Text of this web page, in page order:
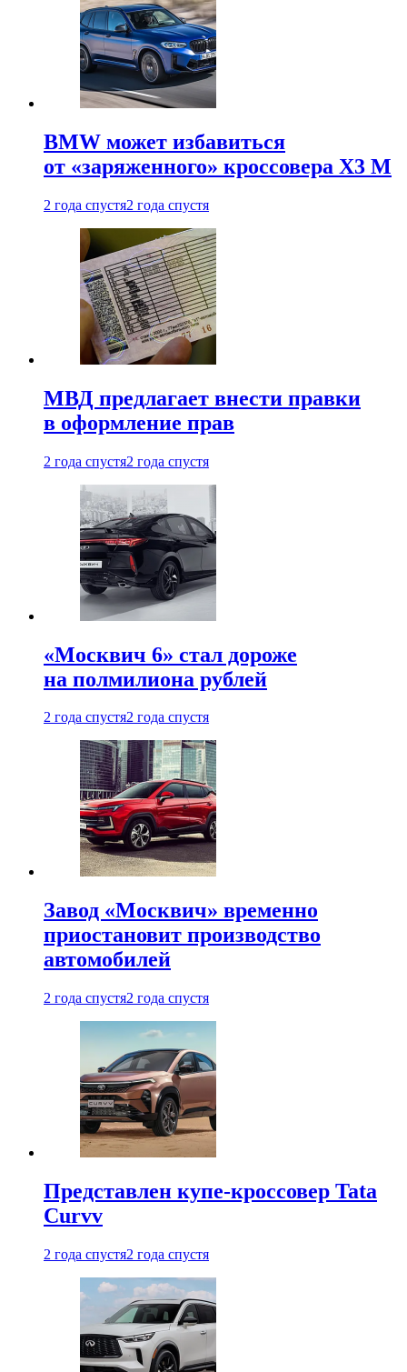
BMW может избавиться
от «заряженного» кроссовера X3 M
2 года спустя2 года спустя
МВД предлагает внести правки
в оформление прав
2 года спустя2 года спустя
«Москвич 6» стал дороже
на полмилиона рублей
2 года спустя2 года спустя
Завод «Москвич» временно
приостановит производство
автомобилей
2 года спустя2 года спустя
Представлен купе-кроссовер Tata
Curvv
2 года спустя2 года спустя